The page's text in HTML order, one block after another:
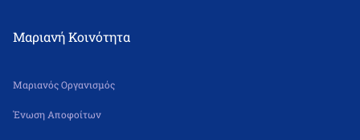
Μαριανή Κοινότητα
Μαριανός Οργανισμός
Ένωση Αποφοίτων